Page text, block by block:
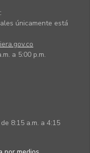
únicamente está
a 5:00 p.m.
8:15 a.m. a 4:15